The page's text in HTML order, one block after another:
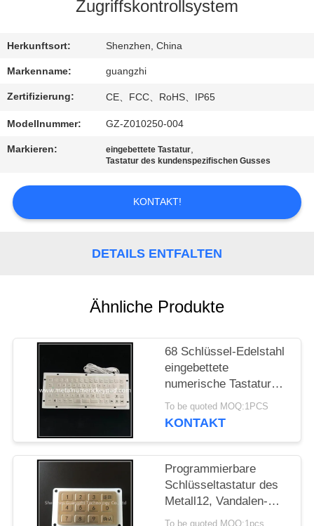
SIE
MIT
UNS
IN
VERBINDUNG
FORDERN
SIE
PRIVACY
POLICY
Zugriffskontrollsystem
Herkunftsort: Shenzhen, China
Markenname: guangzhi
Zertifizierung: CE、FCC、RoHS、IP65
Modellnummer: GZ-Z010250-004
Markieren: eingebettete Tastatur,
Tastatur des kundenspezifischen Gusses
KONTAKT!
DETAILS ENTFALTEN
Ähnliche Produkte
68 Schlüssel-Edelstahl
eingebettete
numerische Tastatur
USB-Schnittstelle mit
F-Nfunktion
To be quoted MOQ:1PCS
KONTAKT
Programmierbare
Schlüsseltastatur des
Metall12, Vandalen-
beständige Tastatur für
To be quoted MOQ:1pcs